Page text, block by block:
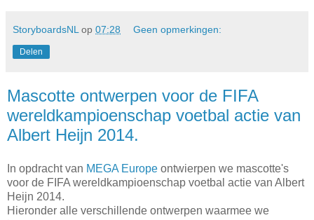
StoryboardsNL op 07:28 Geen opmerkingen:
Delen
Mascotte ontwerpen voor de FIFA
wereldkampioenschap voetbal actie van
Albert Heijn 2014.
In opdracht van MEGA Europe ontwierpen we mascotte's
voor de FIFA wereldkampioenschap voetbal actie van Albert
Heijn 2014.
Hieronder alle verschillende ontwerpen waarmee we